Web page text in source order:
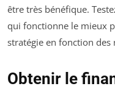
être très bénéfique.
qui fonctionne le mieux
stratégie en fonction des
Obtenir le